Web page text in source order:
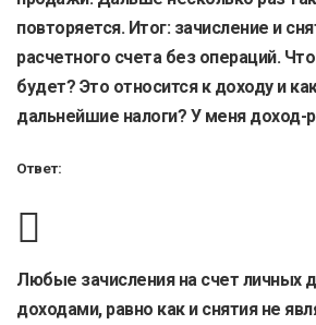
повторяется. Итог: зачисление и
расчетного счета без операций.
будет? Это относится к доходу и
дальнейшие налоги? У меня доход-
Ответ:
Любые зачисления на счет личных
доходами, равно как и снятия не